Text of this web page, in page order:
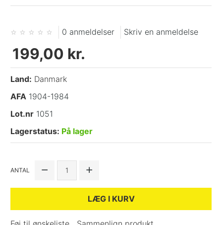
0 anmeldelser Skriv en anmeldelse
199,00 kr.
Land: Danmark
AFA 1904-1984
Lot.nr 1051
Lagerstatus: På lager
ANTAL
LÆG I KURV